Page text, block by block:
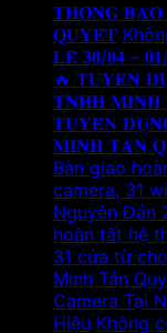
𝐓𝐇𝐎̂𝐍𝐆 𝐁𝐀́𝐎
𝐐𝐔𝐘𝐄̂́𝐓
𝐋𝐄̂̃ 𝟑𝟎/𝟎𝟒 –
🔥 𝐓𝐔𝐘𝐄̂̉𝐍
𝐓𝐍𝐇𝐇 𝐌𝐈𝐍𝐇
𝐓𝐔𝐘𝐄̂̉𝐍
𝐌𝐈𝐍𝐇 𝐓𝐀̂𝐍
Bàn giao
camera, 31
Nguyên Đán
hoàn tất hệ
31 cửa từ
Minh Tân
Camera Tại
Hiệu Không